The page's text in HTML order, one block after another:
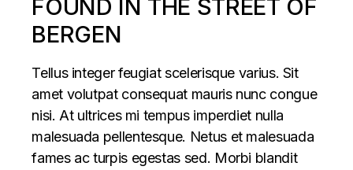
FOUND IN THE STREET OF
BERGEN
Tellus integer feugiat scelerisque varius. Sit
amet volutpat consequat mauris nunc congue
nisi. At ultrices mi tempus imperdiet nulla
malesuada pellentesque. Netus et malesuada
fames ac turpis egestas sed. Morbi blandit